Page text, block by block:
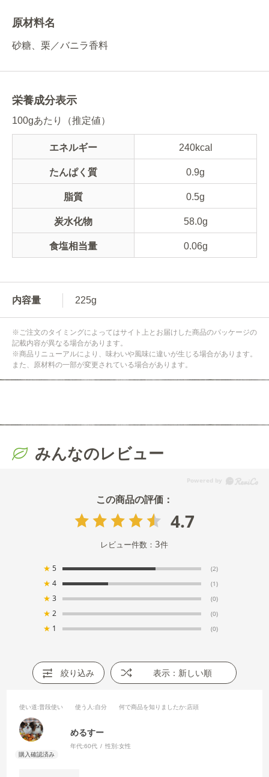
原材料名
砂糖、栗／バニラ香料
栄養成分表示
100gあたり（推定値）
エネルギー 240kcal
たんぱく質 0.9g
脂質 0.5g
炭水化物 58.0g
食塩相当量 0.06g
内容量 225g
※ご注文のタイミングによってはサイト上とお届けした商品のパッケージの
記載内容が異なる場合があります。
※商品リニューアルにより、味わいや風味に違いが生じる場合があります。
また、原材料の一部が変更されている場合があります。
みんなのレビュー
4.7
レビュー件数：3件
★ 5 (2)
★ 4 (1)
★ 3 (0)
★ 2 (0)
★ 1 (0)
絞り込み 表示：新しい順
使い道:普段使い 使う人 :自分 何で商品を知りましたか:店頭
めるすー
年代:60代 性別:女性